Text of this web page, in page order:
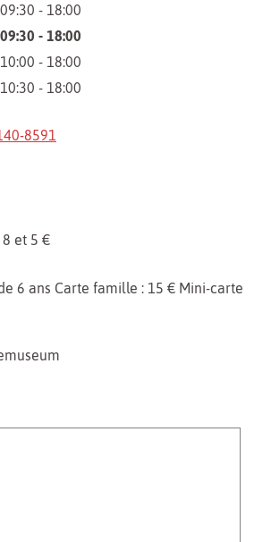
09:30 - 18:00
09:30 - 18:00
10:00 - 18:00
10:30 - 18:00
8591
et 5 €
6 ans Carte famille : 15 € Mini-carte